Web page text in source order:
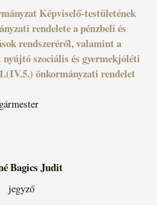
Képviselő-testületének
rendelete a pénzbeli és
rendszeréről, valamint a
nyújtó szociális és gyermekjóléti
önkormányzati rendelet
Bagics Judit
jegyző